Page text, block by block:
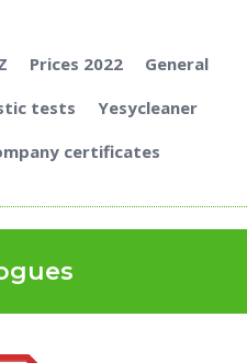
Prices 2022
General
tests
Yesycleaner
certificates